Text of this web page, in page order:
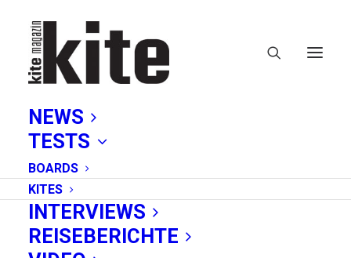
NEWS
TESTS
BOARDS
KITES
INTERVIEWS
REISEBERICHTE